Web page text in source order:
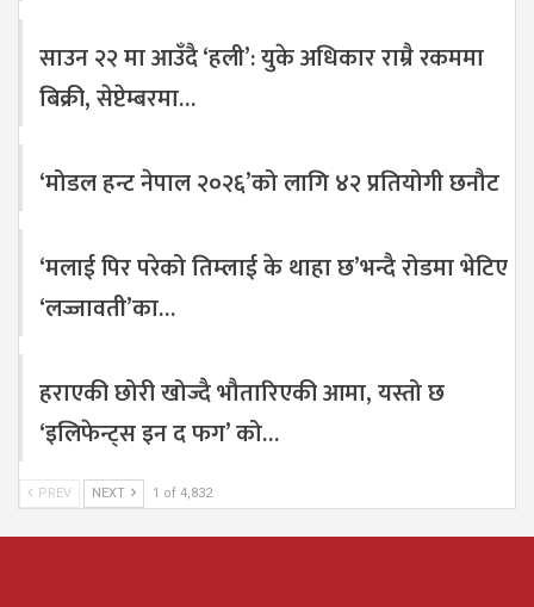
साउन २२ मा आउँदै ‘हली’: युके अधिकार राम्रै रकममा
बिक्री, सेप्टेम्बरमा…
‘मोडल हन्ट नेपाल २०२६’को लागि ४२ प्रतियोगी छनौट
‘मलाई पिर परेको तिम्लाई के थाहा छ’भन्दै रोडमा भेटिए
‘लज्जावती’का…
हराएकी छोरी खोज्दै भौतारिएकी आमा, यस्तो छ
‘इलिफेन्ट्स इन द फग’ को…
PREV NEXT 1 of 4,832